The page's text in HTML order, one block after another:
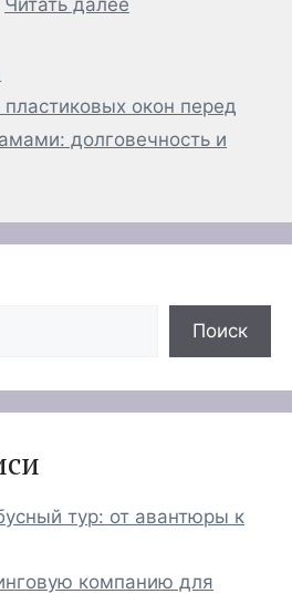
Читать далее
окон перед
долговечность и
Поиск
тур: от авантюры к
компанию для